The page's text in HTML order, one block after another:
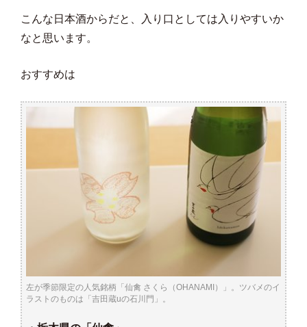
こんな日本酒からだと、入り口としては入りやすいか
なと思います。
おすすめは
左が季節限定の人気銘柄「仙禽 さくら（OHANAMI）」。ツバメのイ
ラストのものは「吉田蔵uの石川門」。